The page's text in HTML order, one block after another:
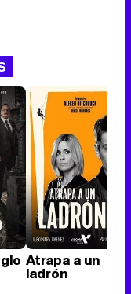
Atrapa a un
ladrón